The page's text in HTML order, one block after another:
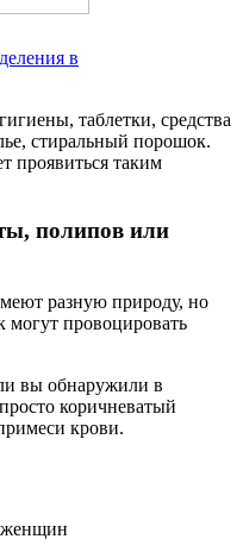
в
таблетки, средства
стиральный порошок.
проявиться таким
полипов или
разную природу, но
могут провоцировать
вы обнаружили в
коричневатый
крови.